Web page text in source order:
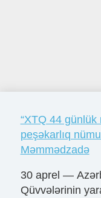
“XTQ 44
peşəkarlıq
Məmmədzadə
30 aprel —
Qüvvələrinin